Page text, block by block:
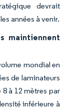
devrait
années à venir.
maintiennent
mondial en
de laminateurs
à 12 mètres par
inférieure à